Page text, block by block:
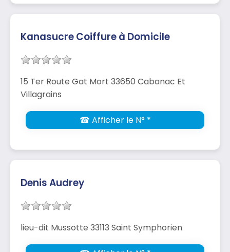
Kanasucre Coiffure à Domicile
15 Ter Route Gat Mort 33650 Cabanac Et
Villagrains
☎ Afficher le N° *
Denis Audrey
lieu-dit Mussotte 33113 Saint Symphorien